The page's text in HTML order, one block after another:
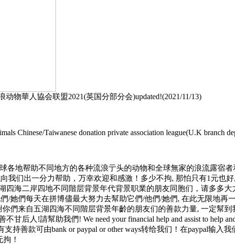
物華人協会联盟2021(英国分部分会)updated!(2021/11/13)
Chinese/Taiwanese donation private association league(U.K branch
各地帮助不同地方的各种流浪亍头的动物和全球無家的浪流露宿
我们出一分力帮助，万幸欢迎和感激！多少不拘, 那怕只有1元也
四海二岸四地不同階层背景年代背景职業的朋友同胞们，请多多
/她們每天在拼博儘最大努力去幫助它們/他們/她們, 在此无限地
們来自五湖四海不同階层背景年齡的朋友们的善款力量, 一定幫
甘后人!請幫助我們! We need your financial help and assist to help and
有支持善款可由bank or paypal or other ways转给我们！在paypal输
！